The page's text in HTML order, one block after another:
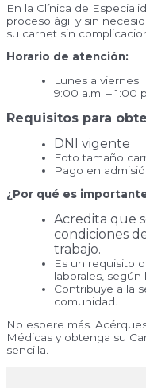
En la Clínica de
proceso ágil y sin
su carnet sin
Horario de atención:
Lunes a viernes
9:00 a.m. – 1:00
Requisitos para
DNI vigente
Foto tamaño
Pago en
¿Por qué es
Acredita que
condiciones
trabajo.
Es un requisito
laborales, según
Contribuye a la
comunidad.
No espere más.
Médicas y obtenga su
sencilla.